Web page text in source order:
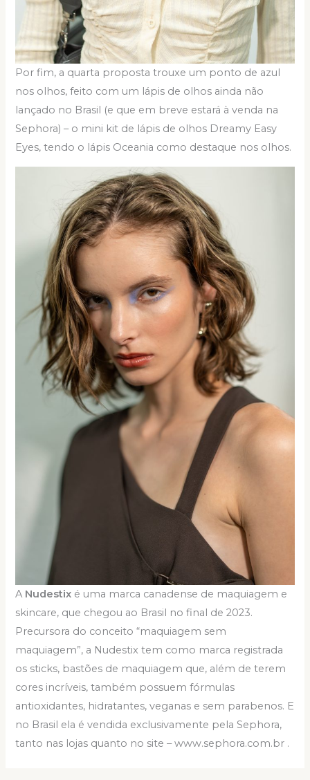
Por fim, a quarta proposta trouxe um ponto de azul
nos olhos, feito com um lápis de olhos ainda não
lançado no Brasil (e que em breve estará à venda na
Sephora) – o mini kit de lápis de olhos Dreamy Easy
Eyes, tendo o lápis Oceania como destaque nos olhos.
A Nudestix é uma marca canadense de maquiagem e
skincare, que chegou ao Brasil no final de 2023.
Precursora do conceito “maquiagem sem
maquiagem”, a Nudestix tem como marca registrada
os sticks, bastões de maquiagem que, além de terem
cores incríveis, também possuem fórmulas
antioxidantes, hidratantes, veganas e sem parabenos. E
no Brasil ela é vendida exclusivamente pela Sephora,
tanto nas lojas quanto no site – www.sephora.com.br .